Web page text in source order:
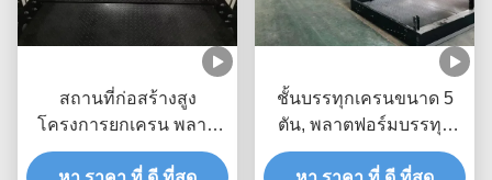
สถานที่ก่อสร้างสูง
โครงการยกเครน พลาต
ฟอร์มถอดถอน 2600 มม
ชั้นบรรทุกเครนขนาด 5
ตัน, พลาตฟอร์มบรรทุก
อาคารขนาด 5.3 เมตร